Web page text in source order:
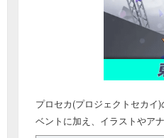
プロセカ(プロジェクトセカイ
ベントに加え、イラストやア